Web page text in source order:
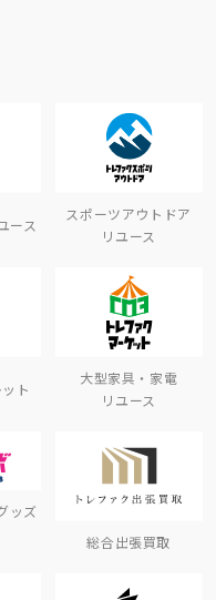
ース
スポーツアウトドア
リユース
ト
大型家具・家電
リユース
ッズ
総合出張買取